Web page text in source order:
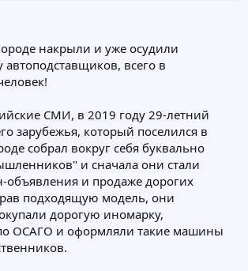
и
я
и
я
накрыли и уже осудили
всего в
СМИ, в 2019 году 29-летний
зарубежья, который поселился в
собрал вокруг себя буквально
и сначала они стали
объявления и продаже дорогих
подходящую модель, они
дорогую иномарку,
ОСАГО и оформляли такие машины